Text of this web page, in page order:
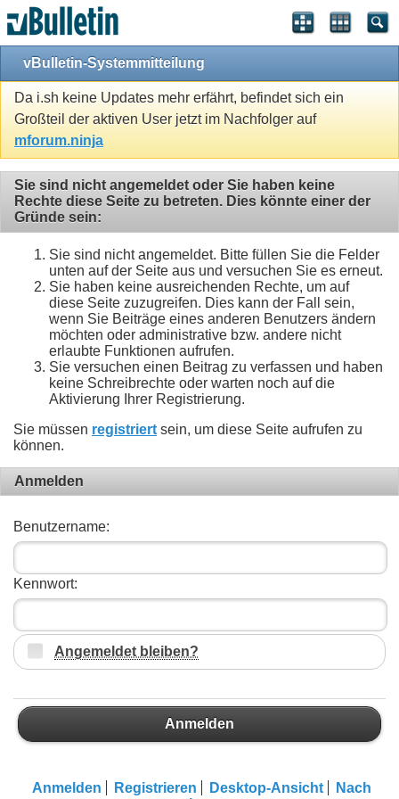
vBulletin-Systemmitteilung
Da i.sh keine Updates mehr erfährt, befindet sich ein
Großteil der aktiven User jetzt im Nachfolger auf
mforum.ninja
Sie sind nicht angemeldet oder Sie haben keine
Rechte diese Seite zu betreten. Dies könnte einer der
Gründe sein:
Sie sind nicht angemeldet. Bitte füllen Sie die Felder
unten auf der Seite aus und versuchen Sie es erneut.
Sie haben keine ausreichenden Rechte, um auf
diese Seite zuzugreifen. Dies kann der Fall sein,
wenn Sie Beiträge eines anderen Benutzers ändern
möchten oder administrative bzw. andere nicht
erlaubte Funktionen aufrufen.
Sie versuchen einen Beitrag zu verfassen und haben
keine Schreibrechte oder warten noch auf die
Aktivierung Ihrer Registrierung.
Sie müssen registriert sein, um diese Seite aufrufen zu
können.
Anmelden
Benutzername:
Kennwort:
Angemeldet bleiben?
Anmelden
Anmelden Registrieren Desktop-Ansicht
Nach